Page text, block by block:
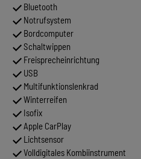
Bluetooth
Notrufsystem
Bordcomputer
Schaltwippen
Freisprecheinrichtung
USB
Multifunktionslenkrad
Winterreifen
Isofix
Apple CarPlay
Lichtsensor
Volldigitales Kombiinstrument